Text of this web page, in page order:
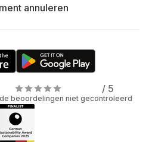
annuleren
/ 5
beoordelingen niet gecontroleerd